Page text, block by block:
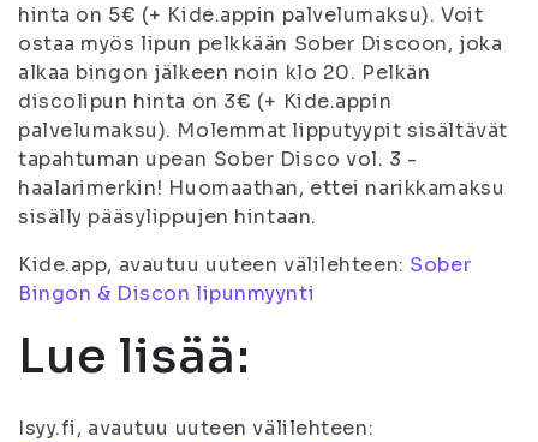
hinta on 5€ (+ Kide.appin palvelumaksu). Voit
ostaa myös lipun pelkkään Sober Discoon, joka
alkaa bingon jälkeen noin klo 20. Pelkän
discolipun hinta on 3€ (+ Kide.appin
palvelumaksu). Molemmat lipputyypit sisältävät
tapahtuman upean Sober Disco vol. 3 -
haalarimerkin! Huomaathan, ettei narikkamaksu
sisälly pääsylippujen hintaan.
Kide.app, avautuu uuteen välilehteen: Sober
Bingon & Discon lipunmyynti
Lue lisää:
Isyy.fi, avautuu uuteen välilehteen: